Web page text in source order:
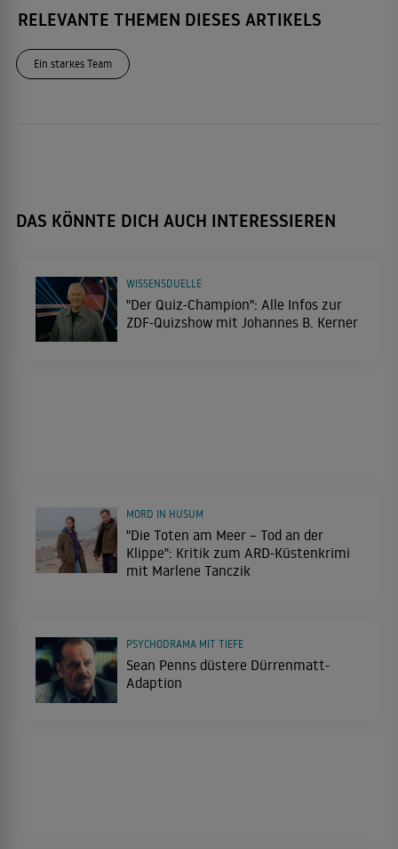
RELEVANTE THEMEN DIESES ARTIKELS
Ein starkes Team
DAS KÖNNTE DICH AUCH INTERESSIEREN
"Der Quiz-Champion": Alle Infos zur
ZDF-Quizshow mit Johannes B. Kerner
WISSENSDUELLE
"Die Toten am Meer – Tod an der
Klippe": Kritik zum ARD-Küstenkrimi
mit Marlene Tanczik
MORD IN HUSUM
Sean Penns düstere Dürrenmatt-
Adaption
PSYCHODRAMA MIT TIEFE